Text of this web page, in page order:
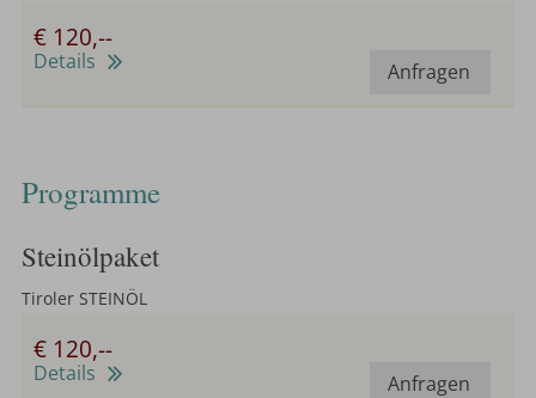
€ 120,--
Anfragen
Details
Programme
Steinölpaket
Tiroler STEINÖL
€ 120,--
Anfragen
Details